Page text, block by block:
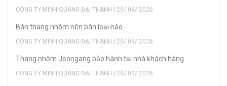
CÔNG TY MINH QUANG ĐẠI THANH | 29/ 04/ 2026
Bán thang nhôm nên bán loại nào
CÔNG TY MINH QUANG ĐẠI THANH | 29/ 04/ 2026
Thang nhôm Joongang bảo hành tại nhà khách hàng
CÔNG TY MINH QUANG ĐẠI THANH | 29/ 04/ 2026